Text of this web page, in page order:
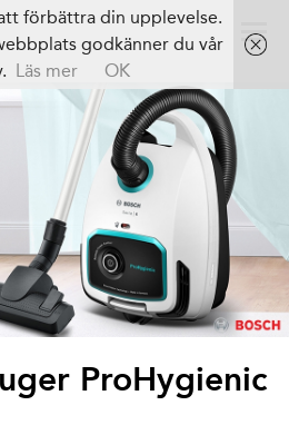
ProHygienic
förbättra din upplevelse.
godkänner du vår
Läs mer OK